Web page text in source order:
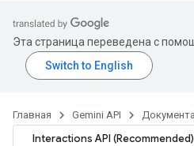
Эта страница переведена с
Главная Gemini API
Interactions API (Recommended)